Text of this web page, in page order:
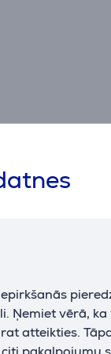
Ņemiet vērā,
atteikties.
pakalpojumu
Miele